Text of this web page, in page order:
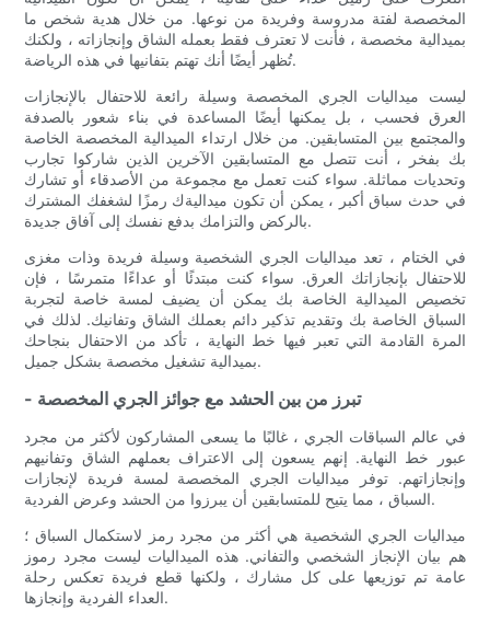
المخصصة لفتة مدروسة وفريدة من نوعها. من خلال هدية شخص ما
بميدالية مخصصة ، فأنت لا تعترف فقط بعمله الشاق وإنجازاته ، ولكنك
تُظهر أيضًا أنك تهتم بتفانيها في هذه الرياضة.
ليست ميداليات الجري المخصصة وسيلة رائعة للاحتفال بالإنجازات
العرق فحسب ، بل يمكنها أيضًا المساعدة في بناء شعور بالصدفة
والمجتمع بين المتسابقين. من خلال ارتداء الميدالية المخصصة الخاصة
بك بفخر ، أنت تتصل مع المتسابقين الآخرين الذين شاركوا تجارب
وتحديات مماثلة. سواء كنت تعمل مع مجموعة من الأصدقاء أو تشارك
في حدث سباق أكبر ، يمكن أن تكون ميداليةك رمزًا لشغفك المشترك
بالركض والتزامك بدفع نفسك إلى آفاق جديدة.
في الختام ، تعد ميداليات الجري الشخصية وسيلة فريدة وذات مغزى
للاحتفال بإنجازاتك العرق. سواء كنت مبتدئًا أو عداءًا متمرسًا ، فإن
تخصيص الميدالية الخاصة بك يمكن أن يضيف لمسة خاصة لتجربة
السباق الخاصة بك وتقديم تذكير دائم بعملك الشاق وتفانيك. لذلك في
المرة القادمة التي تعبر فيها خط النهاية ، تأكد من الاحتفال بنجاحك
بميدالية تشغيل مخصصة بشكل جميل.
- تبرز من بين الحشد مع جوائز الجري المخصصة
في عالم السباقات الجري ، غالبًا ما يسعى المشاركون لأكثر من مجرد
عبور خط النهاية. إنهم يسعون إلى الاعتراف بعملهم الشاق وتفانيهم
وإنجازاتهم. توفر ميداليات الجري المخصصة لمسة فريدة لإنجازات
السباق ، مما يتيح للمتسابقين أن يبرزوا من الحشد وعرض الفردية.
ميداليات الجري الشخصية هي أكثر من مجرد رمز لاستكمال السباق ؛
هم بيان الإنجاز الشخصي والتفاني. هذه الميداليات ليست مجرد رموز
عامة تم توزيعها على كل مشارك ، ولكنها قطع فريدة تعكس رحلة
العداء الفردية وإنجازها.